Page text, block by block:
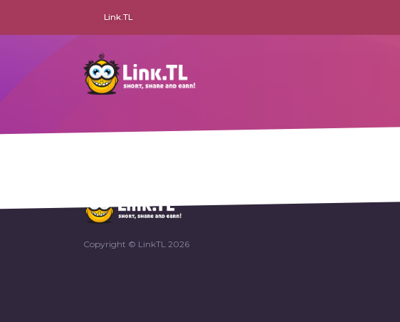
Link.TL
Copyright © LinkTL 2026